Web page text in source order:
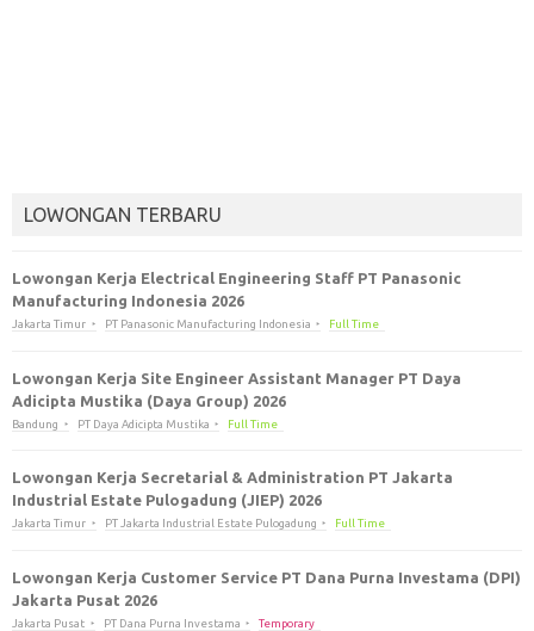
LOWONGAN TERBARU
Lowongan Kerja Electrical Engineering Staff PT Panasonic
Manufacturing Indonesia 2026
Jakarta Timur PT Panasonic Manufacturing Indonesia Full Time
Lowongan Kerja Site Engineer Assistant Manager PT Daya
Adicipta Mustika (Daya Group) 2026
Bandung PT Daya Adicipta Mustika Full Time
Lowongan Kerja Secretarial & Administration PT Jakarta
Industrial Estate Pulogadung (JIEP) 2026
Jakarta Timur PT Jakarta Industrial Estate Pulogadung Full Time
Lowongan Kerja Customer Service PT Dana Purna Investama (DPI)
Jakarta Pusat 2026
Jakarta Pusat PT Dana Purna Investama Temporary